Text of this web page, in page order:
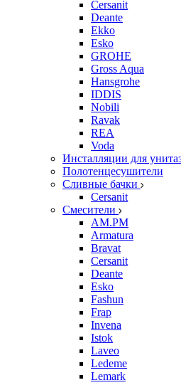
Cersanit
Deante
Ekko
Esko
GROHE
Gross Aqua
Hansgrohe
IDDIS
Nobili
Ravak
REA
Voda
Инсталляции для
Полотенцесушители
Сливные бачки
Cersanit
Смесители
AM.PM
Armatura
Bravat
Cersanit
Deante
Esko
Fashun
Frap
Invena
Istok
Laveo
Ledeme
Lemark